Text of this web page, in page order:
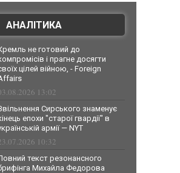
АНАЛІТИКА
не готовий до
і прагне досягти
цілей війною, - Foreign
13:02
Сирського знаменує
епохи "старої гвардії" в
армії — NYT
10:32
текст резонансного
Михайла Федорова